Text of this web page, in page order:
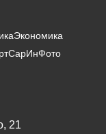
Экономика
СарИнФото
21